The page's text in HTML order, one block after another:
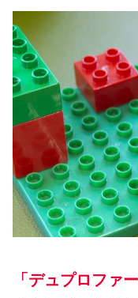
「デュプロファー